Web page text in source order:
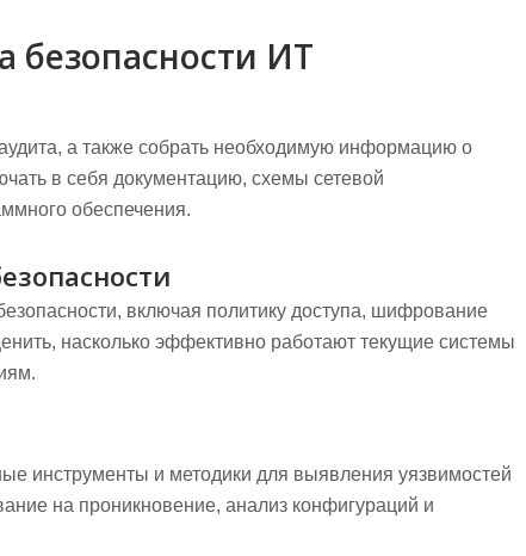
безопасности ИТ
а также собрать необходимую информацию о
в себя документацию, схемы сетевой
обеспечения.
включая политику доступа, шифрование
насколько эффективно работают текущие системы
инструменты и методики для выявления уязвимостей
на проникновение, анализ конфигураций и